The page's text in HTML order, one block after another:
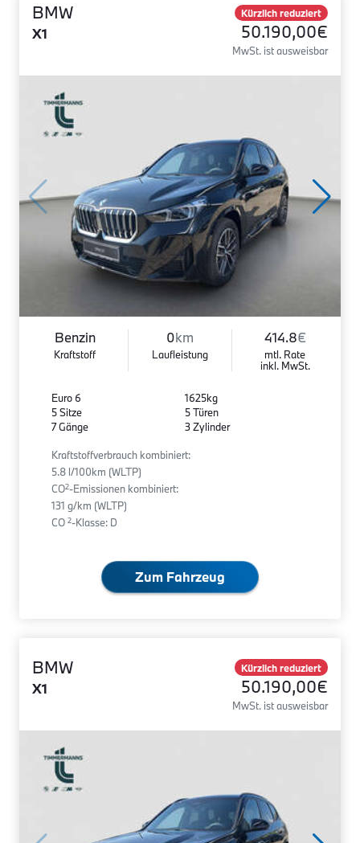
BMW
X1
Kürzlich reduziert
50.190,00€
MwSt. ist ausweisbar
Benzin
Kraftstoff
0km
Laufleistung
414.8€
mtl. Rate
inkl. MwSt.
Euro 6
5 Sitze
7 Gänge
1625kg
5 Türen
3 Zylinder
Kraftstoffverbrauch kombiniert:
5.8 l/100km (WLTP)
CO2-Emissionen kombiniert:
131 g/km (WLTP)
CO 2-Klasse: D
Zum Fahrzeug
BMW
X1
Kürzlich reduziert
50.190,00€
MwSt. ist ausweisbar